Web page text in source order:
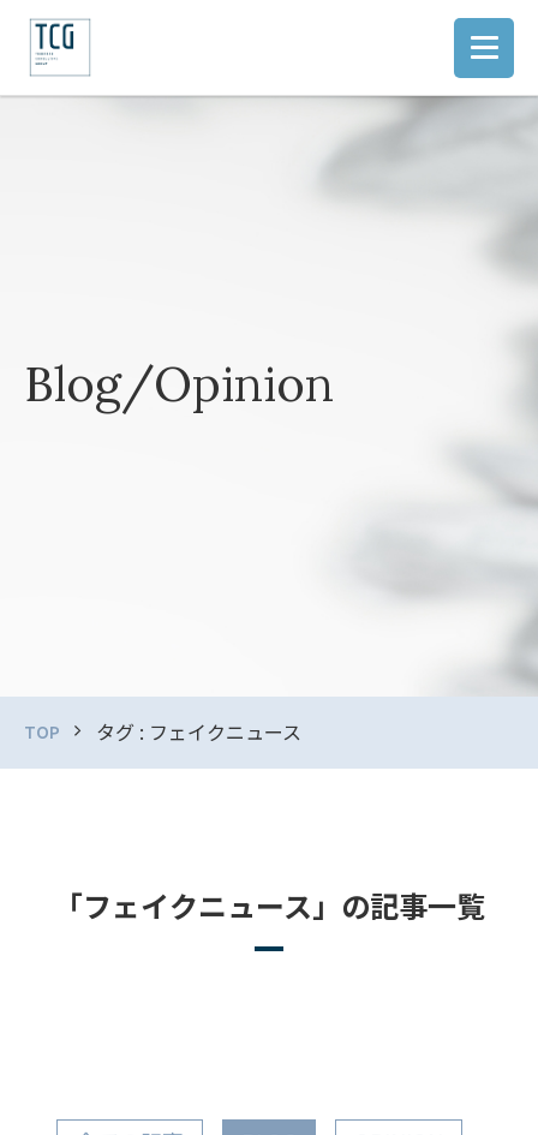
Blog/Opinion
TOP タグ : フェイクニュース
「フェイクニュース」の記事一覧